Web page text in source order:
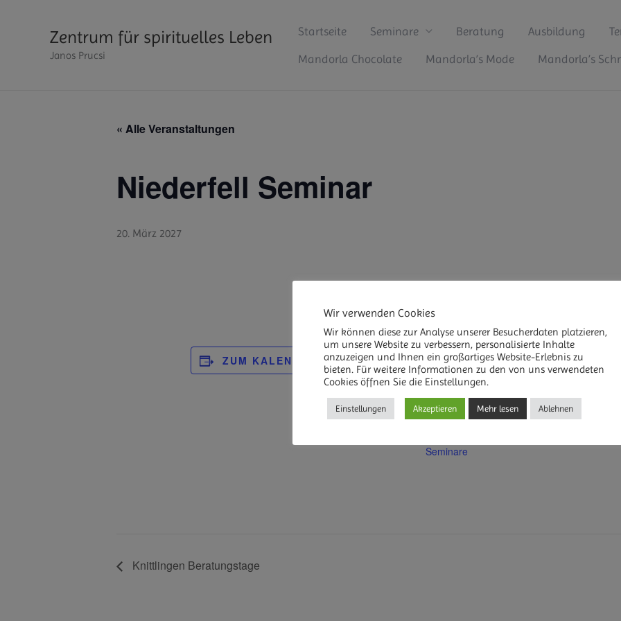
Zentrum für spirituelles Leben
Janos Prucsi
Startseite Seminare Beratung Ausbildung
Mandorla Chocolate
Mandorla’s Mode Mandorla’s
« Alle Veranstaltungen
Niederfell Seminar
20. März 2027
ZUM KALENDER HINZUFÜGEN
DETAILS
Datum:
20. März 2027
Veranstaltungskategorie
Seminare
Knittlingen Beratungstage
Wir verwenden Cookies
Wir können diese zur Analyse unserer Besucherdaten platzieren,
um unsere Website zu verbessern, personalisierte Inhalte
anzuzeigen und Ihnen ein großartiges Website-Erlebnis zu
bieten. Für weitere Informationen zu den von uns verwendeten
Cookies öffnen Sie die Einstellungen.
Einstellungen Akzeptieren Mehr lesen Ablehnen